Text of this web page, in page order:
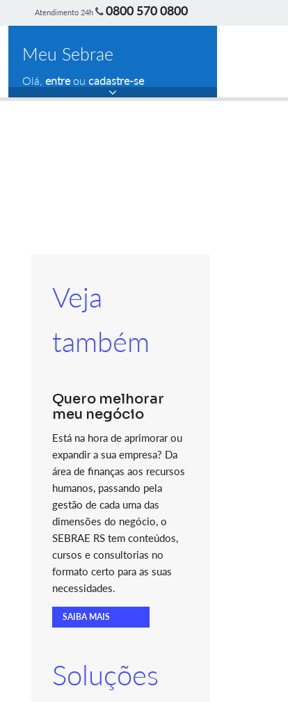
Atendimento 24h 0800 570 0800
Meu Sebrae
Olá, entreou cadastre-se
Veja
também
Quero melhorar
meu negócio
Está na hora de aprimorar ou
expandir a sua empresa? Da
área de finanças aos recursos
humanos, passando pela
gestão de cada uma das
dimensões do negócio, o
SEBRAE RS tem conteúdos,
cursos e consultorias no
formato certo para as suas
necessidades.
SAIBA MAIS
Soluções